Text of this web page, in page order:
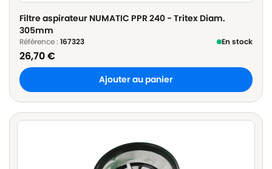
Filtre aspirateur NUMATIC PPR 240 - Tritex Diam.
305mm
Référence : 167323 En stock
26,70€
Ajouter au panier